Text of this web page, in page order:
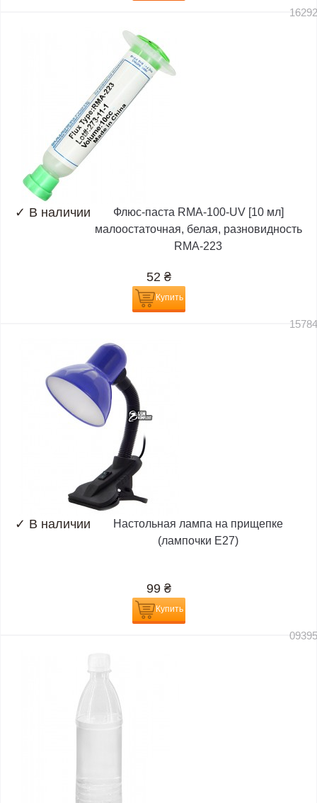
✓ В наличии
Флюс-паста RMA-100-UV [10 мл]
малоостаточная, белая, разновидность
RMA-223
52 ₴
Купить
✓ В наличии
Настольная лампа на прищепке
(лампочки E27)
99 ₴
Купить